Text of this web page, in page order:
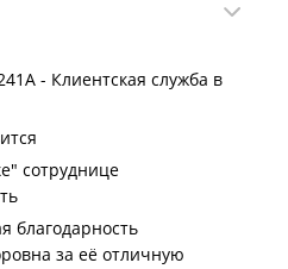
- Клиентская служба в
сотруднице
благодарность
за её отличную